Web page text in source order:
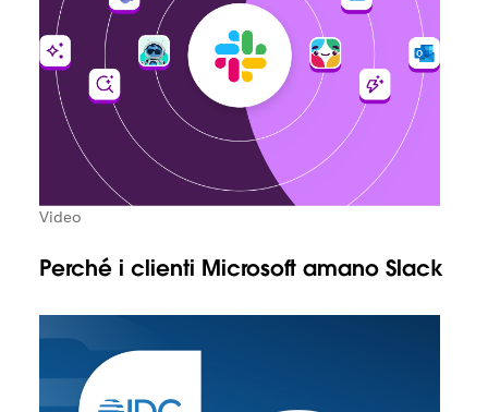
Video
Perché i clienti Microsoft amano Slack